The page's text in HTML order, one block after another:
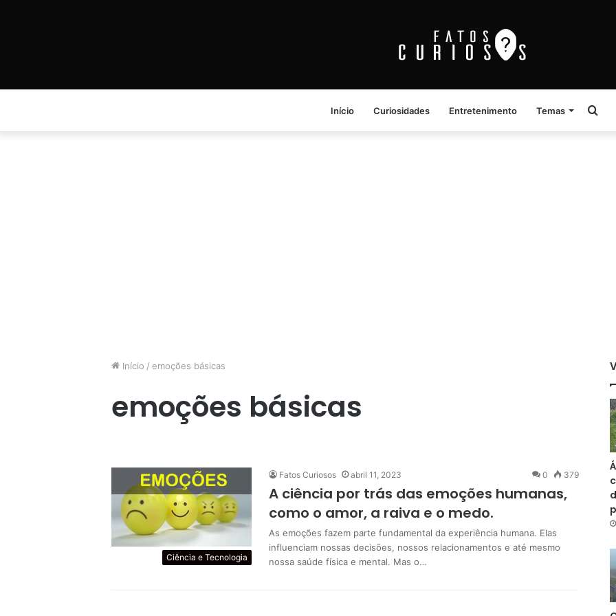
Início Curiosidades Entretenimento Temas
Início / emoções básicas
emoções básicas
Ciência e Tecnologia
Fatos Curiosos abril 11, 2023 0 379
A ciência por trás das emoções humanas,
como o amor, a raiva e o medo.
As emoções fazem parte fundamental da experiência humana. Elas
influenciam nossas decisões, nossos relacionamentos e até mesmo
nossa saúde física e mental. Mas o…